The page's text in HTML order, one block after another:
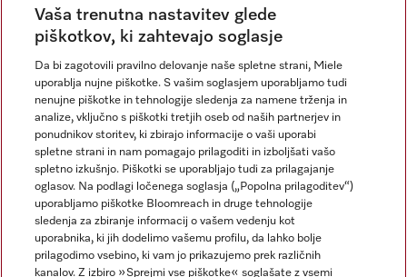
Novice
Miele na Instagramu
Miele na Facebooku
Vaša trenutna nastavitev glede
piškotkov, ki zahtevajo soglasje
Da bi zagotovili pravilno delovanje naše spletne strani, Miele
uporablja nujne piškotke. S vašim soglasjem uporabljamo tudi
nenujne piškotke in tehnologije sledenja za namene trženja in
analize, vključno s piškotki tretjih oseb od naših partnerjev in
ponudnikov storitev, ki zbirajo informacije o vaši uporabi
spletne strani in nam pomagajo prilagoditi in izboljšati vašo
spletno izkušnjo. Piškotki se uporabljajo tudi za prilagajanje
oglasov. Na podlagi ločenega soglasja („Popolna prilagoditev“)
uporabljamo piškotke Bloomreach in druge tehnologije
sledenja za zbiranje informacij o vašem vedenju kot
uporabnika, ki jih dodelimo vašemu profilu, da lahko bolje
prilagodimo vsebino, ki vam jo prikazujemo prek različnih
kanalov. Z izbiro »Sprejmi vse piškotke« soglašate z vsemi